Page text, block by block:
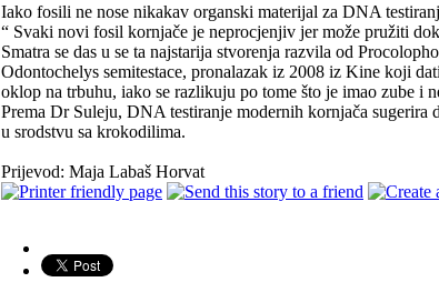
Iako fosili ne nose nikakav organski materijal za DNA
“ Svaki novi fosil kornjače je neprocjenjiv jer može pružiti
Smatra se das u se ta najstarija stvorenja razvila od
Odontochelys semitestace, pronalazak iz 2008 iz Kine koji
oklop na trbuhu, iako se razlikuju po tome što je imao zube i
Prema Dr Suleju, DNA testiranje modernih kornjača sugerira
u srodstvu sa krokodilima.
Prijevod: Maja Labaš Horvat